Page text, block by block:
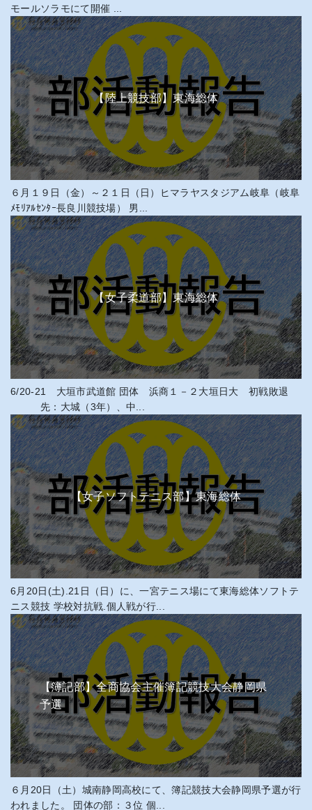
モールソラモにて開催 ...
【陸上競技部】東海総体
６月１９日（金）～２１日（日）ヒマラヤスタジアム岐阜（岐阜
ﾒﾓﾘｱﾙｾﾝﾀｰ長良川競技場） 男...
【女子柔道部】東海総体
6/20-21 大垣市武道館 団体 浜商１－２大垣日大 初戦敗退
先：大城（3年）、中...
【女子ソフトテニス部】東海総体
6月20日(土).21日（日）に、一宮テニス場にて東海総体ソフトテ
ニス競技 学校対抗戦.個人戦が行...
【簿記部】全商協会主催簿記競技大会静岡県
予選
６月20日（土）城南静岡高校にて、簿記競技大会静岡県予選が行
われました。 団体の部：３位 個...